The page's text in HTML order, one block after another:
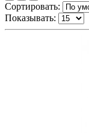
Сортировать:
Показывать: